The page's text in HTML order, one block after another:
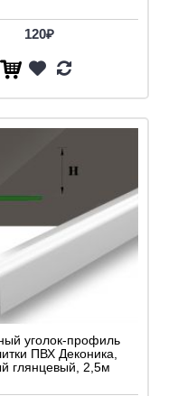
120₽
уголок-профиль
ПВХ Деконика,
глянцевый, 2,5м